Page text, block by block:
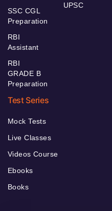
SSC CGL
Preparation
RBI
Assistant
RBI
GRADE B
Preparation
UPSC
Test Series
Mock Tests
Live Classes
Videos Course
Ebooks
Books